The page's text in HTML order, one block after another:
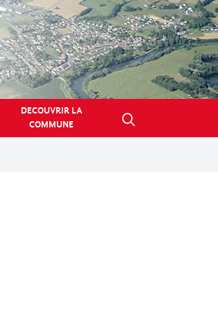
DECOUVRIR LA
COMMUNE